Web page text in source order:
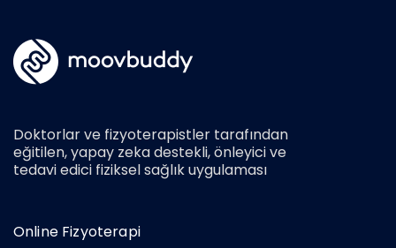
Doktorlar ve fizyoterapistler tarafından
eğitilen, yapay zeka destekli, önleyici ve
tedavi edici fiziksel sağlık uygulaması
Online Fizyoterapi